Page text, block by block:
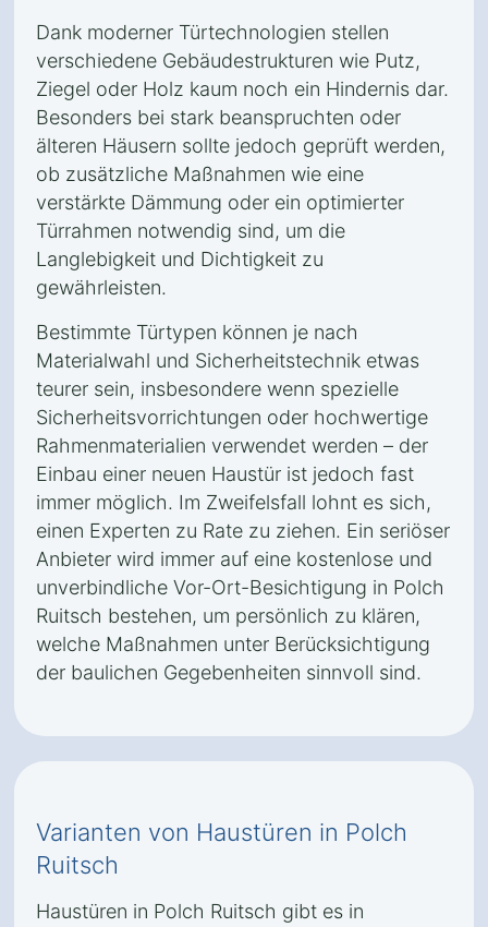
Dank moderner Türtechnologien stellen
verschiedene Gebäudestrukturen wie Putz,
Ziegel oder Holz kaum noch ein Hindernis dar.
Besonders bei stark beanspruchten oder
älteren Häusern sollte jedoch geprüft werden,
ob zusätzliche Maßnahmen wie eine
verstärkte Dämmung oder ein optimierter
Türrahmen notwendig sind, um die
Langlebigkeit und Dichtigkeit zu
gewährleisten.
Bestimmte Türtypen können je nach
Materialwahl und Sicherheitstechnik etwas
teurer sein, insbesondere wenn spezielle
Sicherheitsvorrichtungen oder hochwertige
Rahmenmaterialien verwendet werden – der
Einbau einer neuen Haustür ist jedoch fast
immer möglich. Im Zweifelsfall lohnt es sich,
einen Experten zu Rate zu ziehen. Ein seriöser
Anbieter wird immer auf eine kostenlose und
unverbindliche Vor-Ort-Besichtigung in Polch
Ruitsch bestehen, um persönlich zu klären,
welche Maßnahmen unter Berücksichtigung
der baulichen Gegebenheiten sinnvoll sind.
Varianten von Haustüren in Polch
Ruitsch
Haustüren in Polch Ruitsch gibt es in